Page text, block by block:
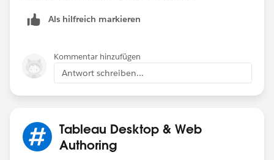
Als hilfreich markieren
Kommentar hinzufügen
Antwort schreiben...
Tableau Desktop & Web
Authoring